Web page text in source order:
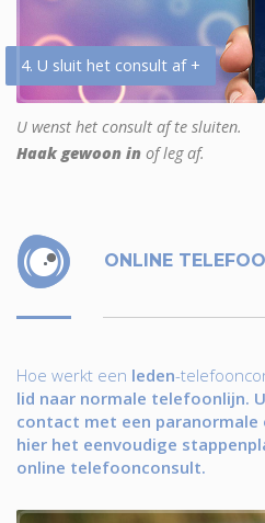
4. U sluit het consult af +
U wenst het consult af te sluiten.
Haak gewoon in of leg af.
ONLINE
Hoe werkt een leden-
lid naar normale telefoonlijn.
contact met een paranormale
hier het eenvoudige
online telefoonconsult.